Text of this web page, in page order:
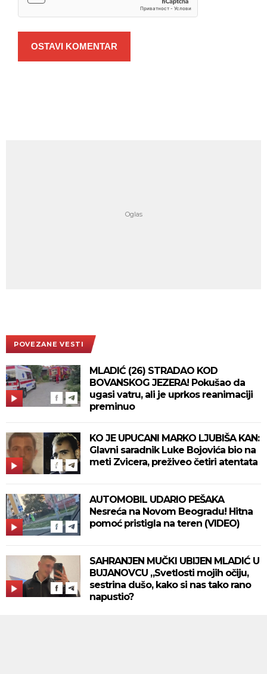
OSTAVI KOMENTAR
POVEZANE VESTI
MLADIĆ (26) STRADAO KOD
BOVANSKOG JEZERA! Pokušao da
ugasi vatru, ali je uprkos reanimaciji
preminuo
KO JE UPUCANI MARKO LJUBIŠA KAN:
Glavni saradnik Luke Bojovića bio na
meti Zvicera, preživeo četiri atentata
AUTOMOBIL UDARIO PEŠAKA
Nesreća na Novom Beogradu! Hitna
pomoć pristigla na teren (VIDEO)
SAHRANJEN MUČKI UBIJEN MLADIĆ U
BUJANOVCU „Svetlosti mojih očiju,
sestrina dušo, kako si nas tako rano
napustio?